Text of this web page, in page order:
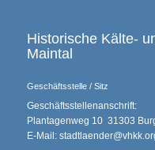
Historische Kälte-
Maintal
Geschäftsstelle / Sitz
Geschäftsstellenanschrift:
Plantagenweg 10 31303
E-Mail: